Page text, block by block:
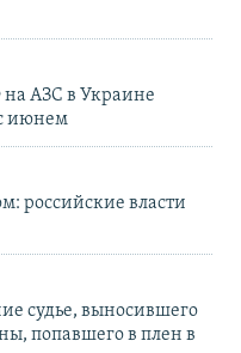
на АЗС в Украине
июнем
российские власти
судье, выносившего
попавшего в плен в